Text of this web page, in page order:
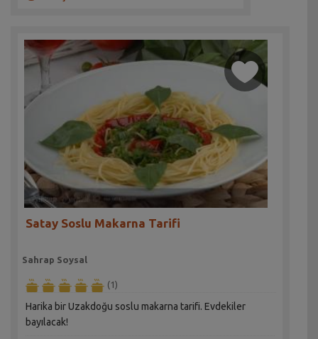
Satay Soslu Makarna Tarifi
Sahrap Soysal
(1)
Harika bir Uzakdoğu soslu makarna tarifi. Evdekiler
bayılacak!